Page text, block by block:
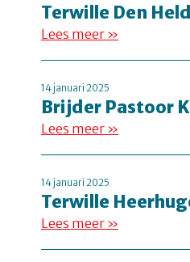
Terwille Den
Lees meer »
14 januari 2025
Brijder Pastoor
Lees meer »
14 januari 2025
Terwille
Lees meer »